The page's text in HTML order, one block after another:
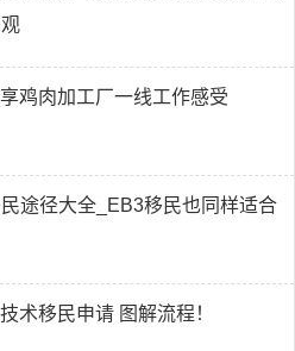
鸡肉加工厂一线工作感受
途径大全_EB3移民也同样适合
术移民申请 图解流程！